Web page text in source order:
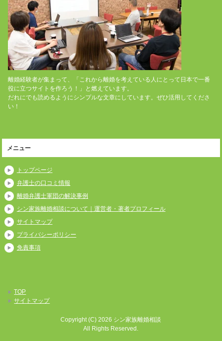
離婚経験者が集まって、「これから離婚を考えている人にとって日本で一番
役に立つサイトを作ろう！」と燃えています。
だれにでも読めるようにシンプルな文章にしています。ぜひ活用してくださ
い！
メニュー
トップページ
弁護士の口コミ情報
離婚弁護士軍団の解決事例
シン家族離婚相談について｜運営者・著者プロフィール
サイトマップ
プライバシーポリシー
免責事項
TOP
サイトマップ
Copyright (C) 2026 シン家族離婚相談
All Rights Reserved.